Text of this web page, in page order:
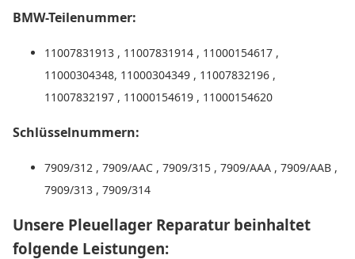
BMW-Teilenummer:
11007831913 , 11007831914 , 11000154617 ,
11000304348, 11000304349 , 11007832196 ,
11007832197 , 11000154619 , 11000154620
Schlüsselnummern:
7909/312 , 7909/AAC , 7909/315 , 7909/AAA , 7909/AAB ,
7909/313 , 7909/314
Unsere Pleuellager Reparatur beinhaltet
folgende Leistungen: